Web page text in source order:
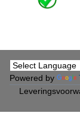
Powered by